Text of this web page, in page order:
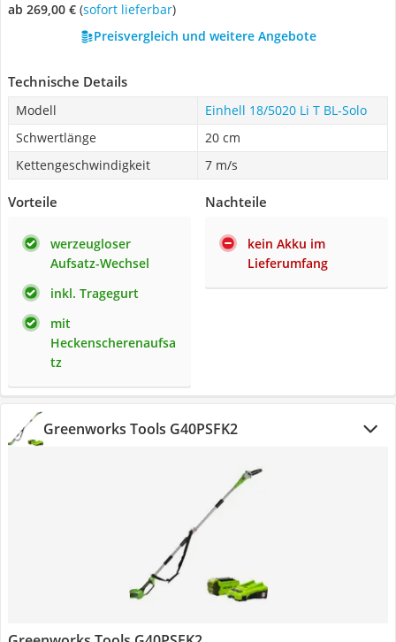
ab 269,00 € ( Sofort lieferbar)
Preisvergleich und weitere Angebote
Technische Details
Modell
Einhell 18/5020 Li T BL-Solo
Schwertlänge
20 cm
Kettengeschwindigkeit
7 m/s
Vorteile
werzeugloser
Aufsatz-Wechsel
inkl. Tragegurt
mit
Heckenscherenaufsa
tz
Nachteile
kein Akku im
Lieferumfang
Greenworks Tools G40PSFK2